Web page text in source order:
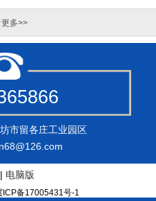
多>>
市留各庄工业园区
| 电脑版
ICP备17005431号-1